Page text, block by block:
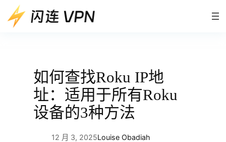
至
如何查找Roku IP地
址：适用于所有Roku
设备的3种方法
12 月 3, 2025Louise Obadiah